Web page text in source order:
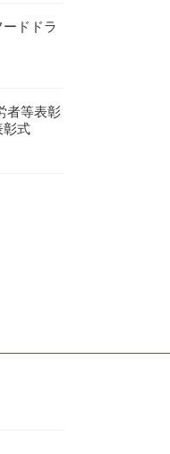
ドドラ
者等表彰
彰式